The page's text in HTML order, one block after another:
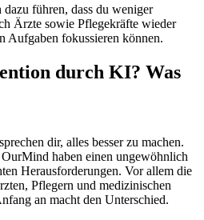
führen, dass du weniger
Ärzte sowie Pflegekräfte wieder
Aufgaben fokussieren können.
durch KI? Was
dir, alles besser zu machen.
haben einen ungewöhnlich
Herausforderungen. Vor allem die
Pflegern und medizinischen
an macht den Unterschied.